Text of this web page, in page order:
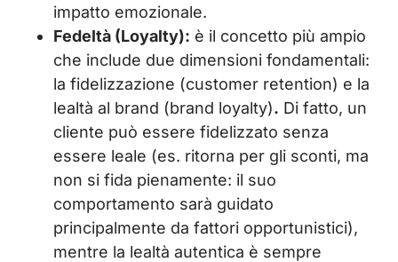
impatto emozionale.
Fedeltà (Loyalty): è il concetto più ampio
che include due dimensioni fondamentali:
la fidelizzazione (customer retention) e la
lealtà al brand (brand loyalty). Di fatto, un
cliente può essere fidelizzato senza
essere leale (es. ritorna per gli sconti, ma
non si fida pienamente: il suo
comportamento sarà guidato
principalmente da fattori opportunistici),
mentre la lealtà autentica è sempre